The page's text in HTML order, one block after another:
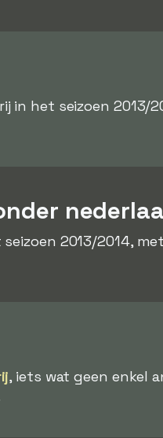
in het seizoen 2013/
2013/2014, met
, iets wat geen enkel